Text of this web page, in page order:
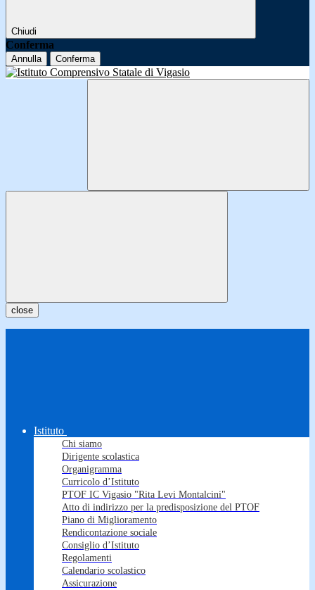
Chiudi
Conferma
Annulla Conferma
close
Istituto
Chi siamo
Dirigente scolastica
Organigramma
Curricolo d’Istituto
PTOF IC Vigasio "Rita Levi Montalcini"
Atto di indirizzo per la predisposizione del PTOF
Piano di Miglioramento
Rendicontazione sociale
Consiglio d’Istituto
Regolamenti
Calendario scolastico
Assicurazione